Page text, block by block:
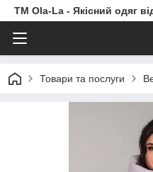
TM Ola-La - Якісний одяг
Товари та послуги